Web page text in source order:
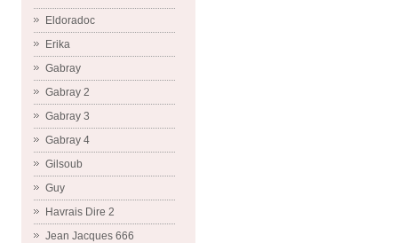
Eldoradoc
Erika
Gabray
Gabray 2
Gabray 3
Gabray 4
Gilsoub
Guy
Havrais Dire 2
Jean Jacques 666